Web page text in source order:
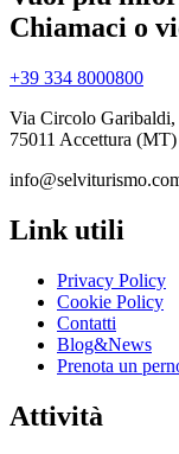
Chiamaci o
+39 334 8000800
Via Circolo Garibaldi,
75011 Accettura (MT)
Link utili
Privacy Policy
Cookie Policy
Contatti
Blog&News
Prenota un
Attività